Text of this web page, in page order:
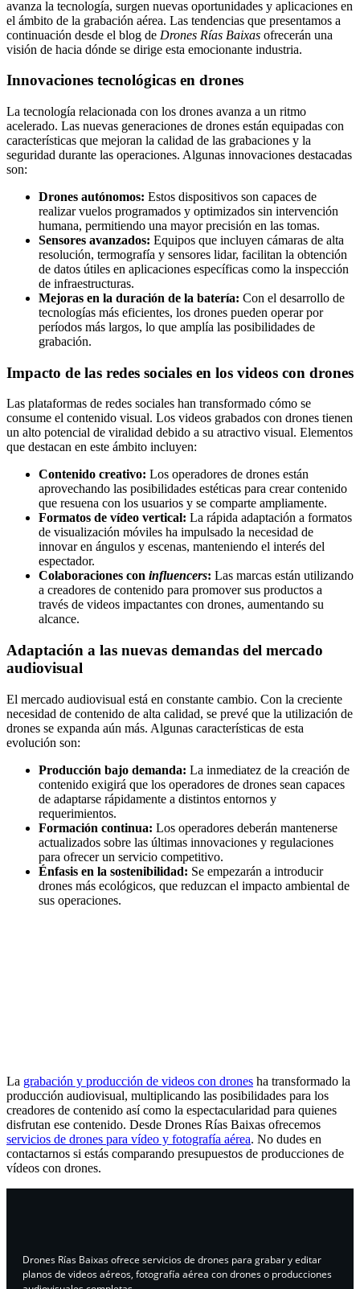
avanza la tecnología, surgen nuevas oportunidades y aplicaciones en
el ámbito de la grabación aérea. Las tendencias que presentamos a
continuación desde el blog de Drones Rías Baixas ofrecerán una
visión de hacia dónde se dirige esta emocionante industria.
Innovaciones tecnológicas en drones
La tecnología relacionada con los drones avanza a un ritmo
acelerado. Las nuevas generaciones de drones están equipadas con
características que mejoran la calidad de las grabaciones y la
seguridad durante las operaciones. Algunas innovaciones destacadas
son:
Drones autónomos: Estos dispositivos son capaces de
realizar vuelos programados y optimizados sin intervención
humana, permitiendo una mayor precisión en las tomas.
Sensores avanzados: Equipos que incluyen cámaras de alta
resolución, termografía y sensores lidar, facilitan la obtención
de datos útiles en aplicaciones específicas como la inspección
de infraestructuras.
Mejoras en la duración de la batería: Con el desarrollo de
tecnologías más eficientes, los drones pueden operar por
períodos más largos, lo que amplía las posibilidades de
grabación.
Impacto de las redes sociales en los videos con drones
Las plataformas de redes sociales han transformado cómo se
consume el contenido visual. Los videos grabados con drones tienen
un alto potencial de viralidad debido a su atractivo visual. Elementos
que destacan en este ámbito incluyen:
Contenido creativo: Los operadores de drones están
aprovechando las posibilidades estéticas para crear contenido
que resuena con los usuarios y se comparte ampliamente.
Formatos de vídeo vertical: La rápida adaptación a formatos
de visualización móviles ha impulsado la necesidad de
innovar en ángulos y escenas, manteniendo el interés del
espectador.
Colaboraciones con influencers: Las marcas están utilizando
a creadores de contenido para promover sus productos a
través de videos impactantes con drones, aumentando su
alcance.
Adaptación a las nuevas demandas del mercado
audiovisual
El mercado audiovisual está en constante cambio. Con la creciente
necesidad de contenido de alta calidad, se prevé que la utilización de
drones se expanda aún más. Algunas características de esta
evolución son:
Producción bajo demanda: La inmediatez de la creación de
contenido exigirá que los operadores de drones sean capaces
de adaptarse rápidamente a distintos entornos y
requerimientos.
Formación continua: Los operadores deberán mantenerse
actualizados sobre las últimas innovaciones y regulaciones
para ofrecer un servicio competitivo.
Énfasis en la sostenibilidad: Se empezarán a introducir
drones más ecológicos, que reduzcan el impacto ambiental de
sus operaciones.
La grabación y producción de videos con drones ha transformado la
producción audiovisual, multiplicando las posibilidades para los
creadores de contenido así como la espectacularidad para quienes
disfrutan ese contenido. Desde Drones Rías Baixas ofrecemos
servicios de drones para vídeo y fotografía aérea. No dudes en
contactarnos si estás comparando presupuestos de producciones de
vídeos con drones.
Drones Rías Baixas ofrece servicios de drones para grabar y editar
planos de videos aéreos, fotografía aérea con drones o producciones